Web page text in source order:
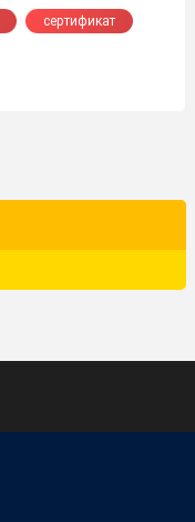
сертификат